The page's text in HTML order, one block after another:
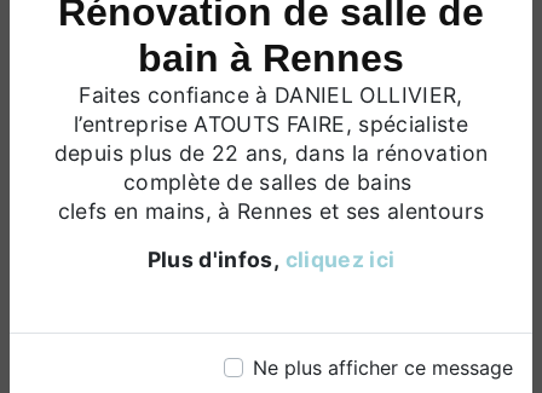
Rénovation de salle de
bain à Rennes
Faites confiance à DANIEL OLLIVIER,
l’entreprise ATOUTS FAIRE, spécialiste
depuis plus de 22 ans, dans la rénovation
complète de salles de bains
clefs en mains, à Rennes et ses alentours
Plus d'infos, cliquez ici
Ne plus afficher ce message
confort.
Respect de l'Échéancier et des Normes de
Qualité
Chez Atouts Faire, nous comprenons
l'importance de respecter les délais.
Notre équipe s'engage à livrer votre
projet d'installation de salle de bain
compromettre la qualité du travail.
En conclusion, si vous cherchez un